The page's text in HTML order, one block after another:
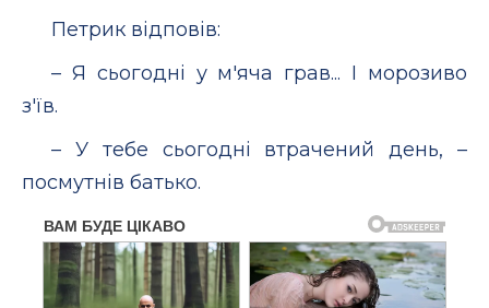
Петрик відповів:
– Я сьогодні у м'яча грав... І морозиво
з'їв.
– У тебе сьогодні втрачений день, –
посмутнів батько.